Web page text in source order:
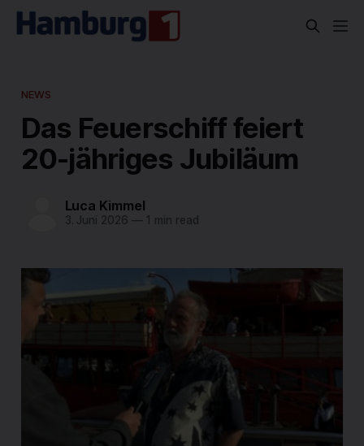
NEWS
Das Feuerschiff feiert
20-jähriges Jubiläum
Luca Kimmel
3. Juni 2026 —1 min read